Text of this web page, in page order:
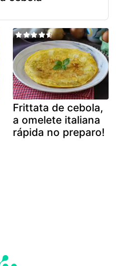
Frittata de cebola,
a omelete italiana
rápida no preparo!